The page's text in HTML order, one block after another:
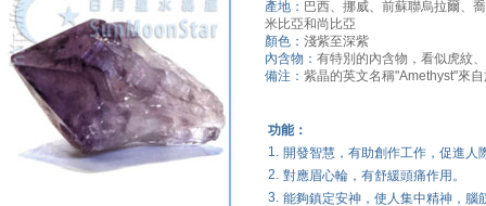
產地： 巴西、挪威、前蘇聯烏拉爾、
米比亞和尚比亞
顏色： 淺紫至深紫
內含物： 有特別的內含物，看似虎紋
備注： 紫晶的英文名稱"Amethyst"來
功能：
1. 開發智慧，有助創作工作，促進人
2. 對應眉心輪，有舒緩頭痛作用。
3. 能夠鎮定安神，使人集中精神，腦